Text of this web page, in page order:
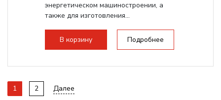
энергетическом машиностроении, а
также для изготовления...
В корзину Подробнее
1 2 Далее